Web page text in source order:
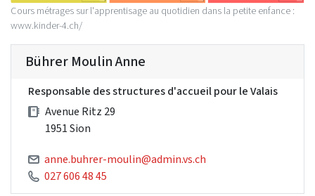
Cours métrages sur l'apprentisage au quotidien dans la petite enfance :
www.kinder-4.ch/
Bührer Moulin Anne
Responsable des structures d'accueil pour le Valais
Avenue Ritz 29
1951 Sion
anne.buhrer-moulin@admin.vs.ch
027 606 48 45